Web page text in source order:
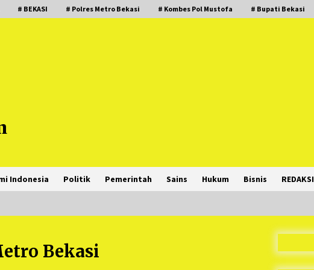
# BEKASI # Polres Metro Bekasi # Kombes Pol Mustofa # Bupati Bekasi
Indonesia Politik Pemerintah Sains Hukum Bisnis REDAKSI
Bekasi